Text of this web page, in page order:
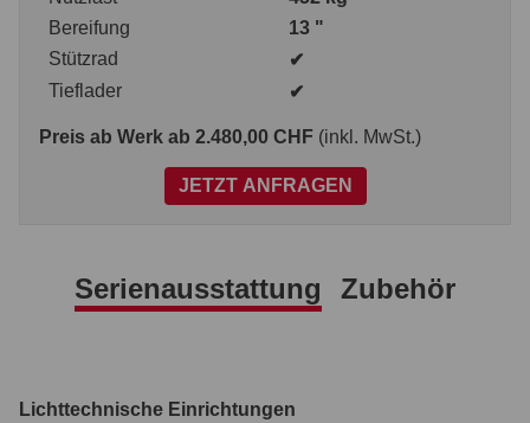
Bereifung
13 "
Stützrad
✔
Tieflader
✔
Preis ab Werk ab 2.480,00 CHF (inkl. MwSt.)
JETZT ANFRAGEN
Serienausstattung Zubehör
Lichttechnische Einrichtungen